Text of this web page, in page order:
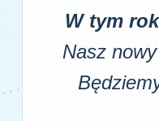
W tym
Nasz